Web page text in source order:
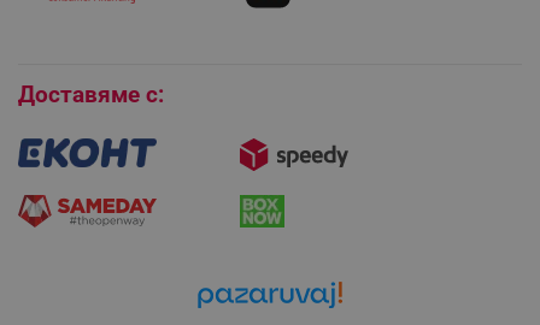
Доставяме с:
PHPSESSID